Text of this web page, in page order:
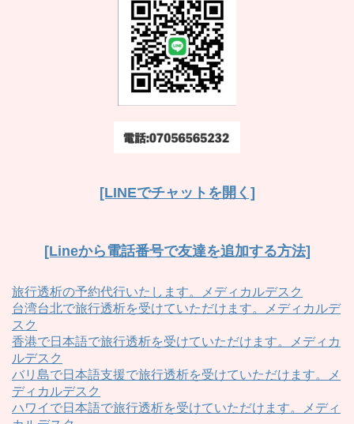
[LINEでチャットを開く]
[Lineから電話番号で友達を追加する方法]
旅行透析の予約代行いたします。メディカルデスク
台湾台北で旅行透析を受けていただけます。メディカルデ
スク
香港で日本語で旅行透析を受けていただけます。メディカ
ルデスク
バリ島で日本語支援で旅行透析を受けていただけます。メ
ディカルデスク
ハワイで日本語で旅行透析を受けていただけます。メディ